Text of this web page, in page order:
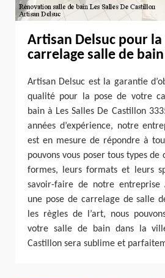
Artisan Delsuc pour la
carrelage salle de bain
Artisan Delsuc est la garantie
qualité pour la pose de votre
bain à Les Salles De Castillon
années d’expérience, notre
est en mesure de répondre à
pouvons vous poser tous types
formes, leurs formats et leurs
savoir-faire de notre entreprise
une pose de carrelage de salle
les règles de l’art, nous
votre salle de bain dans la
Castillon sera sublime et